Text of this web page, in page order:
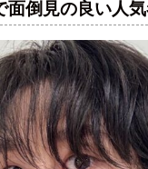
面倒見の良い人